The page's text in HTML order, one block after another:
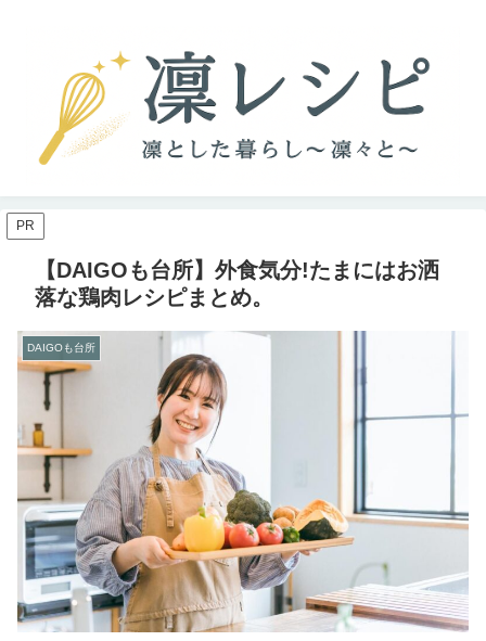
PR
【DAIGOも台所】外食気分!たまにはお洒
落な鶏肉レシピまとめ。
DAIGOも台所